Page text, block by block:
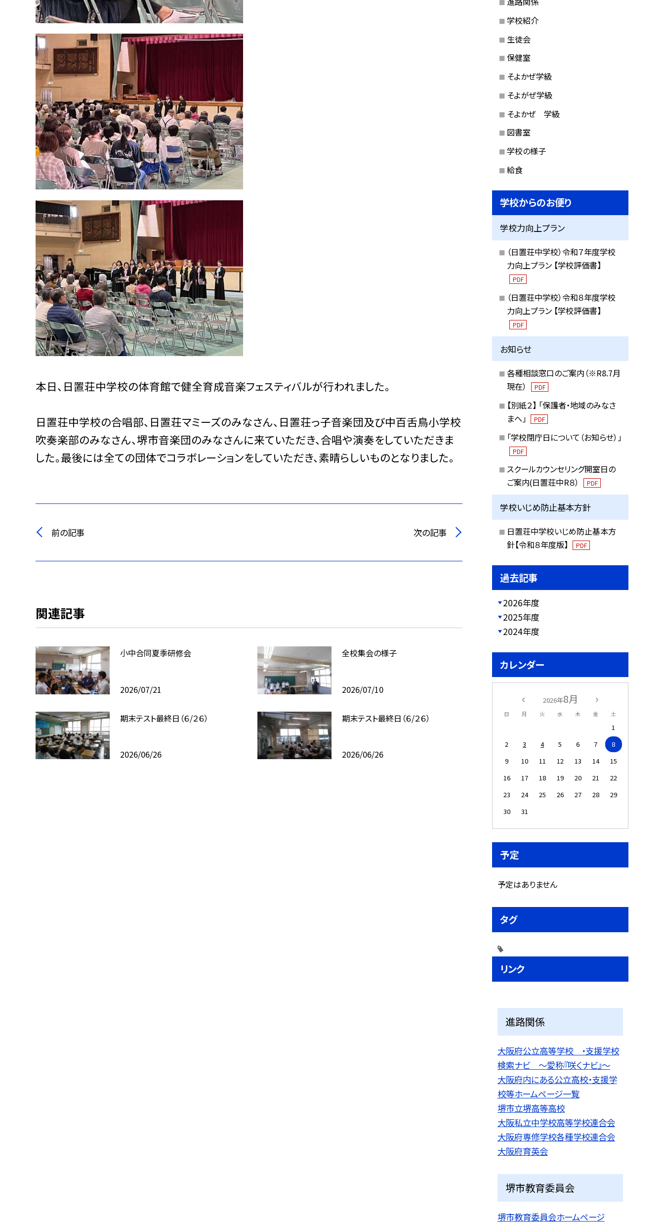
本日、日置荘中学校の体育館で健全育成音楽フェスティバルが行われました。
日置荘中学校の合唱部、日置荘マミーズのみなさん、日置荘っ子音楽団及び中百舌鳥小学校
吹奏楽部のみなさん、堺市音楽団のみなさんに来ていただき、合唱や演奏をしていただきま
した。最後には全ての団体でコラボレーションをしていただき、素晴らしいものとなりました。
前の記事 次の記事
関連記事
小中合同夏季研修会
2026/07/21
全校集会の様子
2026/07/10
期末テスト最終日（６/２６）
2026/06/26
期末テスト最終日（６/２６）
2026/06/26
学校紹介
生徒会
保健室
そよかぜ学級
そよがぜ学級
そよかぜ 学級
図書室
学校の様子
給食
学校からのお便り
学校力向上プラン
（日置荘中学校）令和７年度学校
力向上プラン 【学校評価書】
PDF
（日置荘中学校）令和８年度学校
力向上プラン 【学校評価書】
PDF
お知らせ
各種相談窓口のご案内（※R8.7月
現在）
PDF
【別紙２】 「保護者・地域のみなさ
まへ」
PDF
「学校閉庁日について（お知らせ）」
PDF
スクールカウンセリング開室日の
ご案内(日置荘中R８）
PDF
学校いじめ防止基本方針
日置荘中学校いじめ防止基本方
針【令和８年度版】
PDF
過去記事
2026年度
2025年度
2024年度
カレンダー
2026年8月
日 月 火 水 木 金 土
1
2
3 4 5 6 7
8
9
10 11 12 13 14
15
16
17 18 19 20 21
22
23
24 25 26 27 28
29
30
31
予定
予定はありません
タグ
リンク
進路関係
大阪府公立高等学校 ・支援学校
検索ナビ 〜愛称『咲くナビ』〜
大阪府内にある公立高校・支援学
校等ホームページ一覧
堺市立堺高等高校
大阪私立中学校高等学校連合会
大阪府専修学校各種学校連合会
大阪府育英会
堺市教育委員会
堺市教育委員会ホームページ